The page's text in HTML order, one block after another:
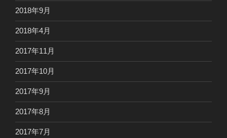
2018年9月
2018年4月
2017年11月
2017年10月
2017年9月
2017年8月
2017年7月